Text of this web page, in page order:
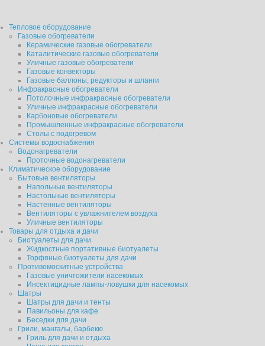
Тепловое оборудование
Газовые обогреватели
Керамические газовые обогреватели
Каталитические газовые обогреватели
Уличные газовые обогреватели
Газовые конвекторы
Газовые баллоны, редукторы и шланги
Инфракрасные обогреватели
Потолочные инфракрасные обогреватели
Уличные инфракрасные обогреватели
Карбоновые обогреватели
Промышленные инфракрасные обогреватели
Столы с подогревом
Системы водоснабжения
Водонагреватели
Проточные водонагреватели
Климатическое оборудование
Бытовые вентиляторы
Напольные вентиляторы
Настольные вентиляторы
Настенные вентиляторы
Вентиляторы с увлажнителем воздуха
Уличные вентиляторы
Товары для отдыха и дачи
Биотуалеты для дачи
Жидкостные портативные биотуалеты
Торфяные биотуалеты для дачи
Противомоскитные устройства
Газовые уничтожители насекомых
Инсектицидные лампы-ловушки для насекомых
Шатры
Шатры для дачи и тенты
Павильоны для кафе
Беседки для дачи
Грили, мангалы, барбекю
Гриль для дачи и отдыха